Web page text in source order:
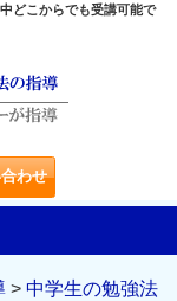
どこからでも受講可能で
わせ
> 中学生の勉強法